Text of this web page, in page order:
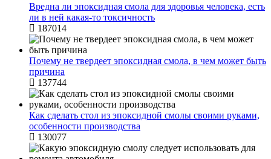
Вредна ли эпоксидная смола для здоровья человека, есть
ли в ней какая-то токсичность
187014
Почему не твердеет эпоксидная смола, в чем может быть
причина
137744
Как сделать стол из эпоксидной смолы своими руками,
особенности производства
130077